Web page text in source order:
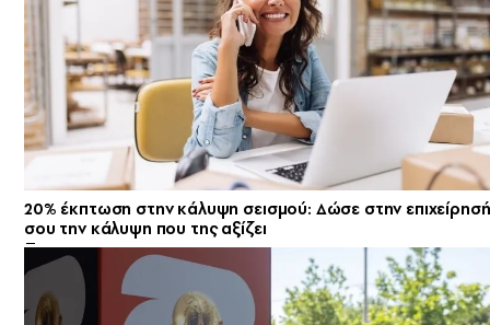
20% έκπτωση στην κάλυψη σεισμού: Δώσε στην επιχείρησή
σου την κάλυψη που της αξίζει